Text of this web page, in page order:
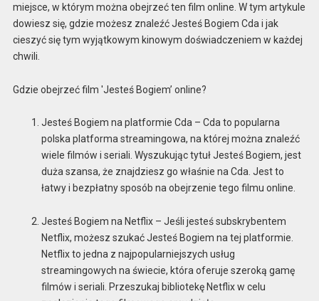
miejsce, w którym można obejrzeć ten film online. W tym artykule
dowiesz się, gdzie możesz znaleźć Jesteś Bogiem Cda i jak
cieszyć się tym wyjątkowym kinowym doświadczeniem w każdej
chwili.
Gdzie obejrzeć film 'Jesteś Bogiem’ online?
Jesteś Bogiem na platformie Cda – Cda to popularna
polska platforma streamingowa, na której można znaleźć
wiele filmów i seriali. Wyszukując tytuł Jesteś Bogiem, jest
duża szansa, że znajdziesz go właśnie na Cda. Jest to
łatwy i bezpłatny sposób na obejrzenie tego filmu online.
Jesteś Bogiem na Netflix – Jeśli jesteś subskrybentem
Netflix, możesz szukać Jesteś Bogiem na tej platformie.
Netflix to jedna z najpopularniejszych usług
streamingowych na świecie, która oferuje szeroką gamę
filmów i seriali. Przeszukaj bibliotekę Netflix w celu